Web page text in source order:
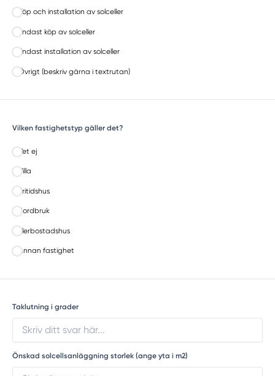
Köp och installation av solceller
Endast köp av solceller
Endast installation av solceller
Övrigt (beskriv gärna i textrutan)
Vilken fastighetstyp gäller det?
Vet ej
Villa
Fritidshus
Jordbruk
Flerbostadshus
Annan fastighet
Taklutning i grader
Önskad solcellsanläggning storlek (ange yta i m2)